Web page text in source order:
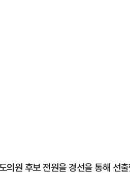
의원 후보 전원을 경선을 통해 선